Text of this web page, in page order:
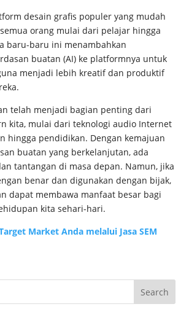
desain grafis populer yang mudah
orang mulai dari pelajar hingga
baru-baru ini menambahkan
buatan (AI) ke platformnya untuk
menjadi lebih kreatif dan produktif
telah menjadi bagian penting dari
kita, mulai dari teknologi audio Internet
hingga pendidikan. Dengan kemajuan
buatan yang berkelanjutan, ada
tantangan di masa depan. Namun, jika
benar dan digunakan dengan bijak,
dapat membawa manfaat besar bagi
kita sehari-hari.
Market Anda melalui Jasa SEM
Search